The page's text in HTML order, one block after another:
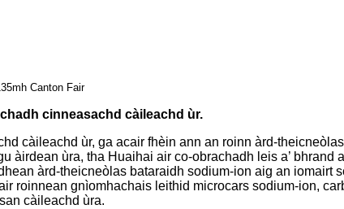
Canton Fair
cinneasachd càileachd ùr.
càileachd ùr, ga acair fhèin ann an roinn àrd-
àirdean ùra, tha Huaihai air co-obrachadh leis a’ bhrand
àrd-theicneòlas bataraidh sodium-ion aig an iomairt
roinnean gnìomhachais leithid microcars sodium-ion,
càileachd ùra.